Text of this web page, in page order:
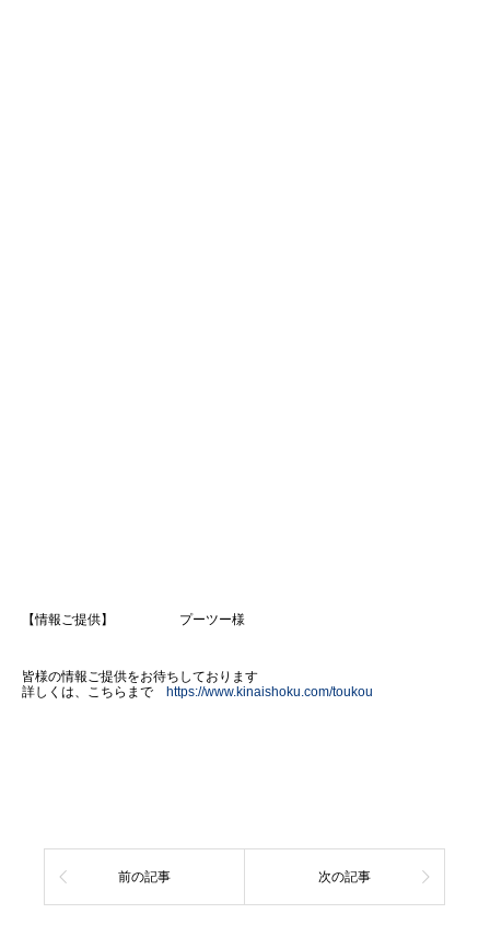
【情報ご提供】 プーツー様
皆様の情報ご提供をお待ちしております
詳しくは、こちらまで https://www.kinaishoku.com/toukou
前の記事 次の記事